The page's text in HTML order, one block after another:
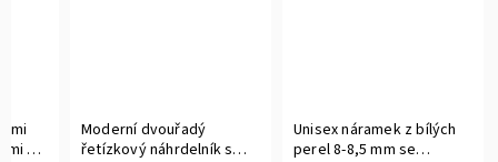
a
Moderní dvouřadý
řetízkový náhrdelník s
Unisex náramek z bílých
perel 8-8,5 mm se